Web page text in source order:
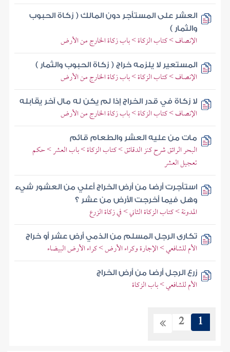
العشر على المستأجر دون المالك ( زكاة الحبوب
والثمار )
الإنصاف > كتاب الزكاة > باب زكاة الخارج من الأرض
المستعير لا يلزمه خراج ( زكاة الحبوب والثمار )
الإنصاف > كتاب الزكاة > باب زكاة الخارج من الأرض
لا زكاة في قدر الخراج إذا لم يكن له مال آخر يقابله
الإنصاف > كتاب الزكاة > باب زكاة الخارج من الأرض
مات من عليه العشر والطعام قائم
البحر الرائق شرح كنز الدقائق > كتاب الزكاة > باب العشر > حكم
تعجيل العشر
استأجرت أرضا من أرض الخراج أعلي من العشور شيء
وهل فيما أخرجت الأرض من عشر ؟
المدونة > كتاب الزكاة الثاني > في زكاة الزرع
تكارى الرجل المسلم من الذمي أرض عشر أو خراج
الأم للشافعي > الإجارة وكراء الأرض > كراء الأرض البيضاء
زرع الرجل أرضا من أرض الخراج
الأم للشافعي > باب الزكاة
1
2